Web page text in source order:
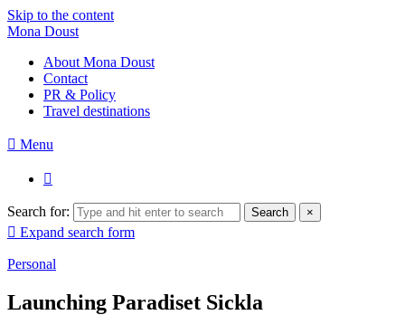
Skip to the content
Mona Doust
About Mona Doust
Contact
PR & Policy
Travel destinations
Menu
Search for: Search ×
Expand search form
Personal
Launching Paradiset Sickla